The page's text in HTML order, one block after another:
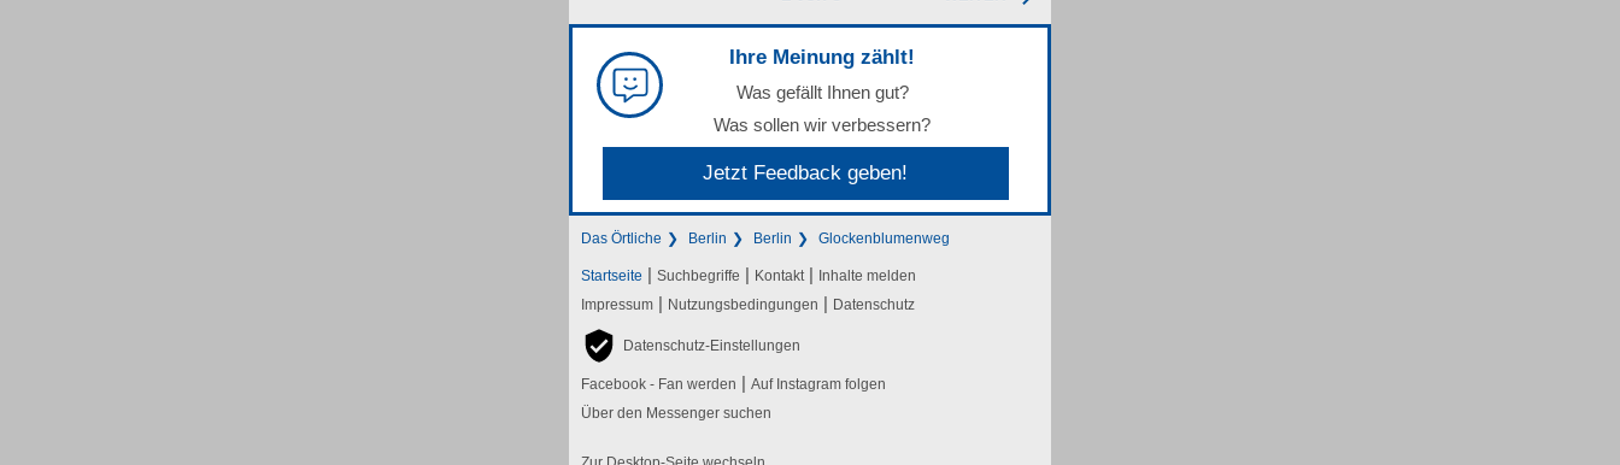
Ihre Meinung zählt!
Was gefällt Ihnen gut?
Was sollen wir verbessern?
Jetzt Feedback geben!
Das Örtliche Berlin Berlin Glockenblumenweg
Startseite | Suchbegriffe | Kontakt | Inhalte melden
Impressum | Nutzungsbedingungen | Datenschutz
Datenschutz-Einstellungen
Facebook - Fan werden | Auf Instagram folgen
Über den Messenger suchen